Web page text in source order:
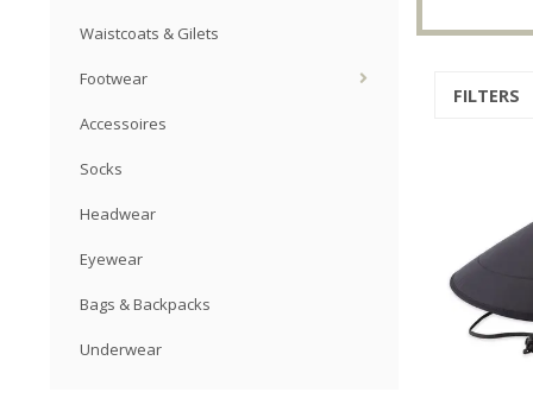
Waistcoats & Gilets
Footwear
Accessoires
Socks
Headwear
Eyewear
Bags & Backpacks
Underwear
FILTERS